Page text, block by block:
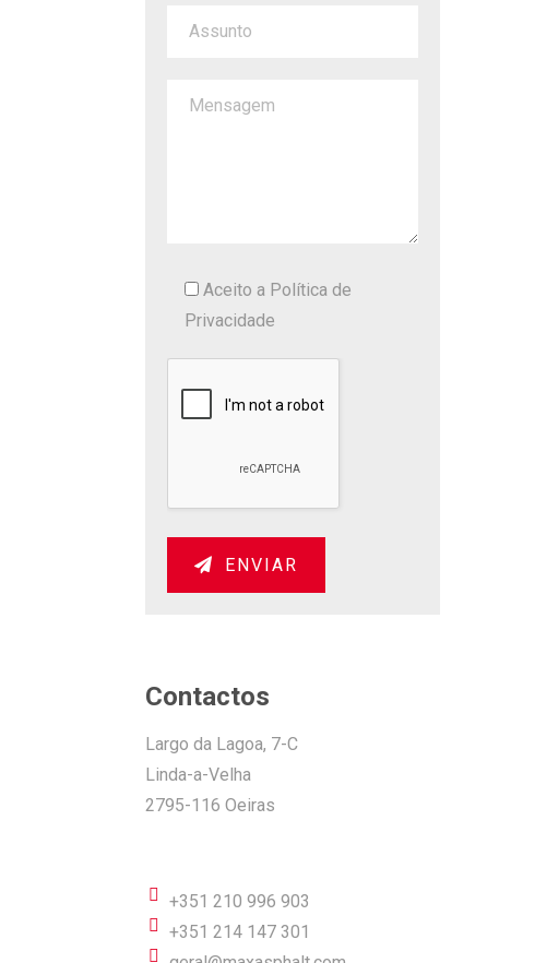
Aceito a Política de
Privacidade
ENVIAR
Contactos
Largo da Lagoa, 7-C
Linda-a-Velha
2795-116 Oeiras
+351 210 996 903
+351 214 147 301